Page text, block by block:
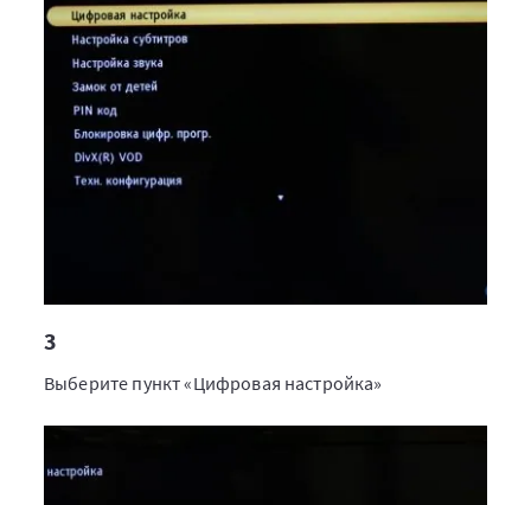
3
Выберите пункт «Цифровая настройка»